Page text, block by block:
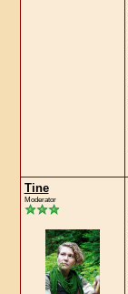
Tine
Moderator